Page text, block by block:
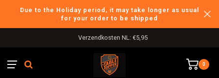
Due to the Holiday period, it may take longer as usual
for your order to be shipped
Verzendkosten NL: €5,95
0